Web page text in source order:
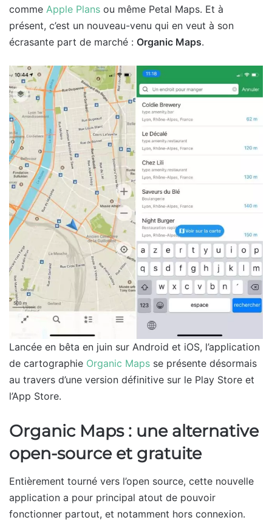
comme Apple Plans ou même Petal Maps. Et à
présent, c’est un nouveau-venu qui en veut à son
écrasante part de marché : Organic Maps.
Lancée en bêta en juin sur Android et iOS, l’application
de cartographie Organic Maps se présente désormais
au travers d’une version définitive sur le Play Store et
l’App Store.
Organic Maps : une alternative
open-source et gratuite
Entièrement tourné vers l’open source, cette nouvelle
application a pour principal atout de pouvoir
fonctionner partout, et notamment hors connexion.